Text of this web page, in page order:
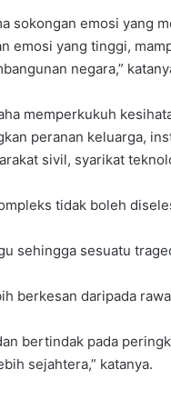
sokongan emosi yang
emosi yang tinggi,
negara,”
memperkukuh
peranan keluarga,
sivil, syarikat
tidak boleh
sehingga sesuatu
berkesan daripada
bertindak pada
sejahtera,” katanya.